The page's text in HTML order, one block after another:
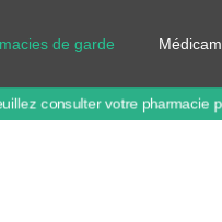
de garde
consulter votre pharmacie